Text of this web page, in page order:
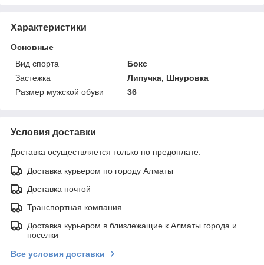
Характеристики
Основные
Вид спорта
Бокс
Застежка
Липучка, Шнуровка
Размер мужской обуви
36
Условия доставки
Доставка осуществляется только по предоплате.
Доставка курьером по городу Алматы
Доставка почтой
Транспортная компания
Доставка курьером в близлежащие к Алматы города и
поселки
Все условия доставки